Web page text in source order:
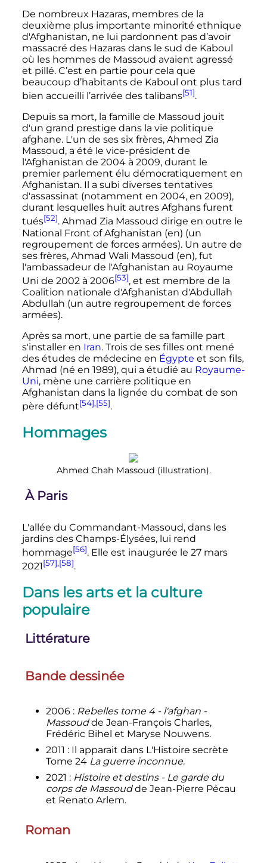
De nombreux Hazaras, membres de la
deuxième plus importante minorité ethnique
d'Afghanistan, ne lui pardonnent pas d’avoir
massacré des Hazaras dans le sud de Kaboul
où les hommes de Massoud avaient agressé
et pillé. C’est en partie pour cela que
beaucoup d’habitants de Kaboul ont plus tard
bien accueilli l’arrivée des talibans[51].
Depuis sa mort, la famille de Massoud jouit
d'un grand prestige dans la vie politique
afghane. L'un de ses six frères, Ahmed Zia
Massoud, a été le vice-président de
l'Afghanistan de 2004 à 2009, durant le
premier parlement élu démocratiquement en
Afghanistan. Il a subi diverses tentatives
d'assassinat (notamment en 2004, en 2009),
durant lesquelles huit autres Afghans furent
tués[52]. Ahmad Zia Massoud dirige en outre le
National Front of Afghanistan (en) (un
regroupement de forces armées). Un autre de
ses frères, Ahmad Wali Massoud (en), fut
l'ambassadeur de l'Afghanistan au Royaume
Uni de 2002 à 2006[53], et est membre de la
Coalition nationale d'Afghanistan d'Abdullah
Abdullah (un autre regroupement de forces
armées).
Après sa mort, une partie de sa famille part
s'installer en Iran. Trois de ses filles ont mené
des études de médecine en Égypte et son fils,
Ahmad (né en 1989), qui a étudié au Royaume-
Uni, mène une carrière politique en
Afghanistan dans la lignée du combat de son
père défunt[54],[55].
Hommages
Ahmed Chah Massoud (illustration).
À Paris
L'allée du Commandant-Massoud, dans les
jardins des Champs-Élysées, lui rend
hommage[56]. Elle est inaugurée le 27 mars
2021[57],[58].
Dans les arts et la culture
populaire
Littérature
Bande dessinée
2006 : Rebelles tome 4 - l'afghan -
Massoudde Jean-François Charles,
Frédéric Bihel et Maryse Nouwens.
2011 : Il apparait dans L'Histoire secrète
Tome 24 La guerre inconnue.
2021 : Histoire et destins - Le garde du
corps de Massoudde Jean-Pierre Pécau
et Renato Arlem.
Roman